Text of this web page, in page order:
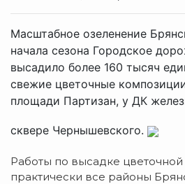
Масштабное озеленение
начала сезона Городское
высадило более 160 тысяч
свежие цветочные
площади Партизан, у ДК
сквере Чернышевского.
Работы по высадке
практически все районы